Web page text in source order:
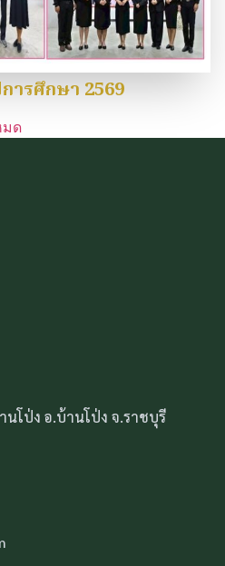
ารศึกษา 2569
มด
นโป่ง อ.บ้านโป่ง จ.ราชบุรี